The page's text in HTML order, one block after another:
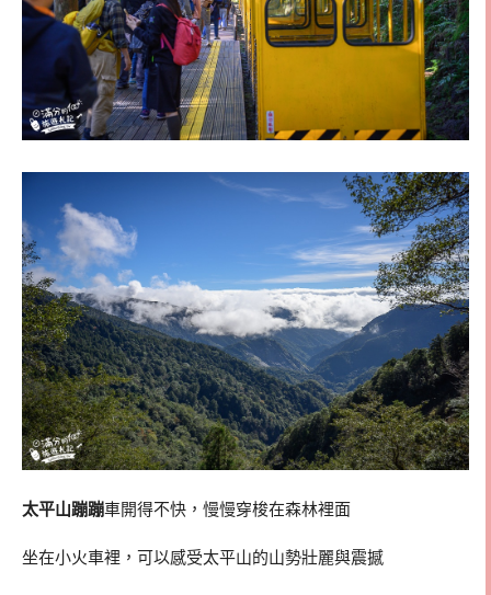
太平山蹦蹦車開得不快，慢慢穿梭在森林裡面
坐在小火車裡，可以感受太平山的山勢壯麗與震撼